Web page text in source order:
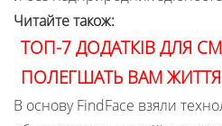
Читайте також:
ТОП-7 ДОДАТКІВ ДЛЯ
ПОЛЕГШАТЬ ВАМ ЖИТТЯ
В основу FindFace взяли